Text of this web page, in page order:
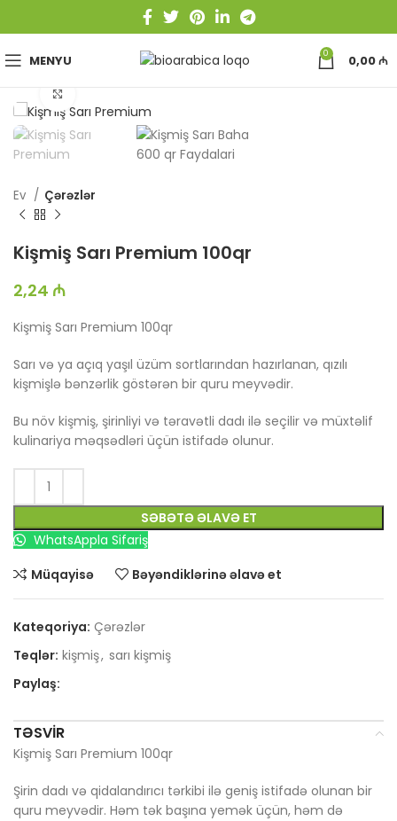
MENYU 0 0,00₼
Ev Çərəzlər
Kişmiş Sarı Premium 100qr
2,24 ₼
Kişmiş Sarı Premium 100qr
Sarı və ya açıq yaşıl üzüm sortlarından hazırlanan, qızılı
kişmişlə bənzərlik göstərən bir quru meyvədir.
Bu növ kişmiş, şirinliyi və təravətli dadı ilə seçilir və müxtəlif
kulinariya məqsədləri üçün istifadə olunur.
SƏBƏTƏ ƏLAVƏ ET
WhatsAppla Sifariş
Müqayisə
Bəyəndiklərinə əlavə et
Kateqoriya: Çərəzlər
Teqlər: kişmiş, sarı kişmiş
Paylaş:
TƏSVIR
Kişmiş Sarı Premium 100qr
Şirin dadı və qidalandırıcı tərkibi ilə geniş istifadə olunan bir
quru meyvədir. Həm tək başına yemək üçün, həm də